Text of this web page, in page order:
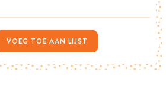
VOEG TOE AAN LIJST